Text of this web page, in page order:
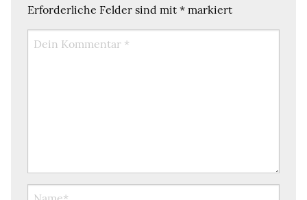
Erforderliche Felder sind mit * markiert